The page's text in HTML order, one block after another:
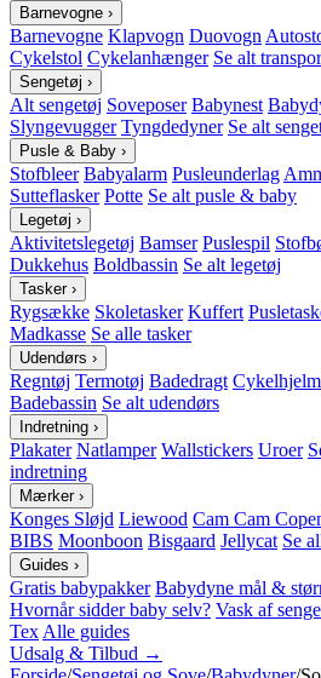
Barnevogne ›
Barnevogne Klapvogn Duovogn
Cykelstol Cykelanhænger Se alt
Sengetøj ›
Alt sengetøj Soveposer Babynest
Slyngevugger Tyngdedyner Se alt
Pusle & Baby ›
Stofbleer Babyalarm Pusleunderlag
Sutteflasker Potte Se alt pusle & baby
Legetøj ›
Aktivitetslegetøj Bamser Puslespil
Dukkehus Boldbassin Se alt legetøj
Tasker ›
Rygsække Skoletasker Kuffert
Madkasse Se alle tasker
Udendørs ›
Regntøj Termotøj Badedragt Cykelhjelm
Badebassin Se alt udendørs
Indretning ›
Plakater Natlamper Wallstickers Uroer
indretning
Mærker ›
Konges Sløjd Liewood Cam Cam
BIBS Moonboon Bisgaard Jellycat Se
Guides ›
Gratis babypakker Babydyne mål &
Hvornår sidder baby selv? Vask af
Tex Alle guides
Udsalg & Tilbud →